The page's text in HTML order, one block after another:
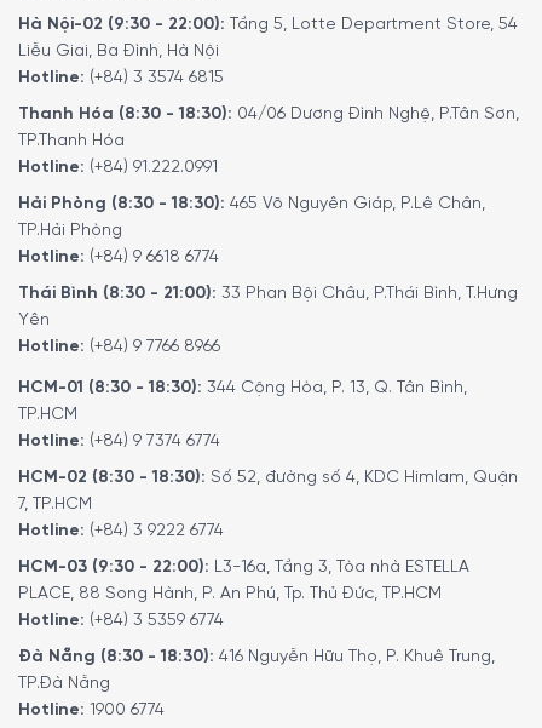
Điều khiển đơn giản, dễ sử dụng
Máy xay thịt Bosch MMRP1000 được thiết kế đơn giản với
1 tốc độ xaycố định, có thể xử lý nhiều loại thực phẩm như
thịt, rau củ, và hạt.
Bảng điều khiển của máy sử dụng nút nhấn cơ học, dễ
dàng thao tác ngay cả với người mới sử dụng. Giao diện
đơn giản, thiết kế trực quan, lý tưởng cho những ai yêu
thích sự tối giản và tiện lợi trong việc chế biến thực phẩm
hàng ngày.
Đa dạng tiện ích mang đến sự tiện lợi tối
đa
Hà Nội-02 (9:30 - 22:00): Tầng 5, Lotte Department Store, 54
Liễu Giai, Ba Đình, Hà Nội
Hotline: (+84) 3 3574 6815
Thanh Hóa (8:30 - 18:30): 04/06 Dương Đình Nghệ, P.Tân Sơn,
TP.Thanh Hóa
Hotline: (+84) 91.222.0991
Hải Phòng (8:30 - 18:30): 465 Võ Nguyên Giáp, P.Lê Chân,
TP.Hải Phòng
Hotline: (+84) 9 6618 6774
Thái Bình (8:30 - 21:00): 33 Phan Bội Châu, P.Thái Bình, T.Hưng
Yên
Hotline: (+84) 9 7766 8966
HCM-01 (8:30 - 18:30): 344 Cộng Hòa, P. 13, Q. Tân Bình,
TP.HCM
Hotline: (+84) 9 7374 6774
HCM-02 (8:30 - 18:30): Số 52, đường số 4, KDC Himlam, Quận
7, TP.HCM
Hotline: (+84) 3 9222 6774
HCM-03 (9:30 - 22:00): L3-16a, Tầng 3, Tòa nhà ESTELLA
PLACE, 88 Song Hành, P. An Phú, Tp. Thủ Đức, TP.HCM
Hotline: (+84) 3 5359 6774
Đà Nẵng (8:30 - 18:30): 416 Nguyễn Hữu Thọ, P. Khuê Trung,
TP.Đà Nẵng
Hotline: 1900 6774